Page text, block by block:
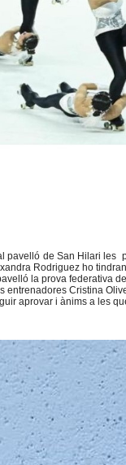
pavelló de San Hilari les
Rodriguez ho
la prova federativa
entrenadores Cristina
aprovar i ànims a les